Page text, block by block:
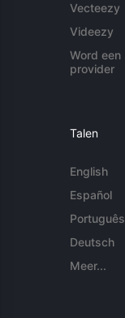
Vecteezy
Videezy
Word een
provider
Talen
English
Español
Português
Deutsch
Meer...